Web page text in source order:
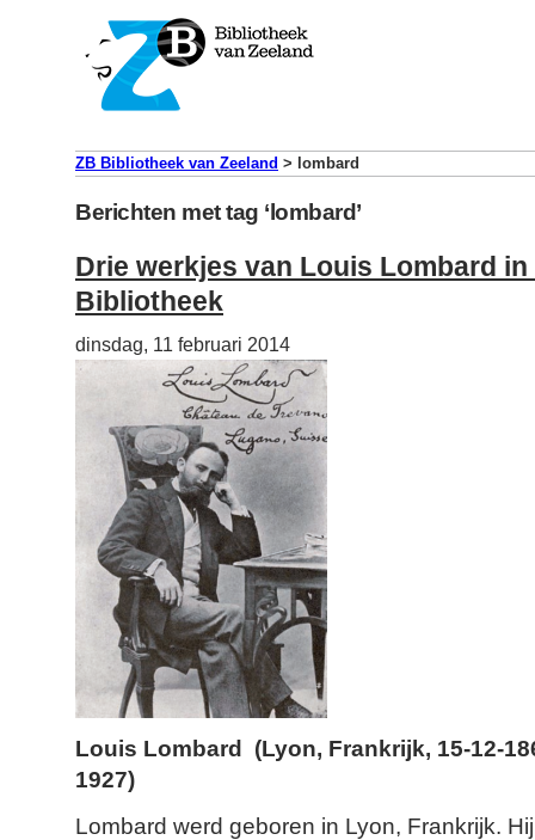
ZB Bibliotheek van Zeeland > lombard
Berichten met tag ‘lombard’
Drie werkjes van Louis Lombard in
Bibliotheek
dinsdag, 11 februari 2014
Louis Lombard (Lyon, Frankrijk, 15-12-
1927)
Lombard werd geboren in Lyon, Frankrijk.